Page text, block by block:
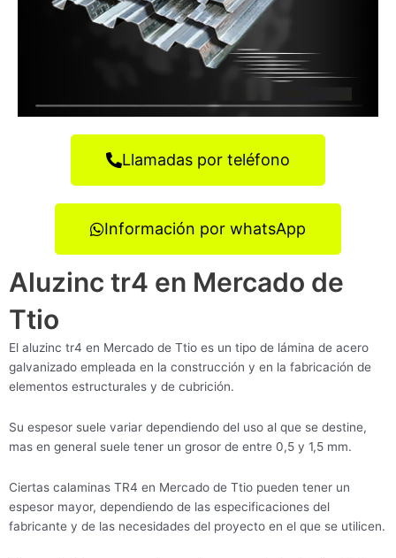
Llamadas por teléfono
Información por whatsApp
Aluzinc tr4 en Mercado de
Ttio
El aluzinc tr4 en Mercado de Ttio es un tipo de lámina de acero
galvanizado empleada en la construcción y en la fabricación de
elementos estructurales y de cubrición.
Su espesor suele variar dependiendo del uso al que se destine,
mas en general suele tener un grosor de entre 0,5 y 1,5 mm.
Ciertas calaminas TR4 en Mercado de Ttio pueden tener un
espesor mayor, dependiendo de las especificaciones del
fabricante y de las necesidades del proyecto en el que se utilicen.